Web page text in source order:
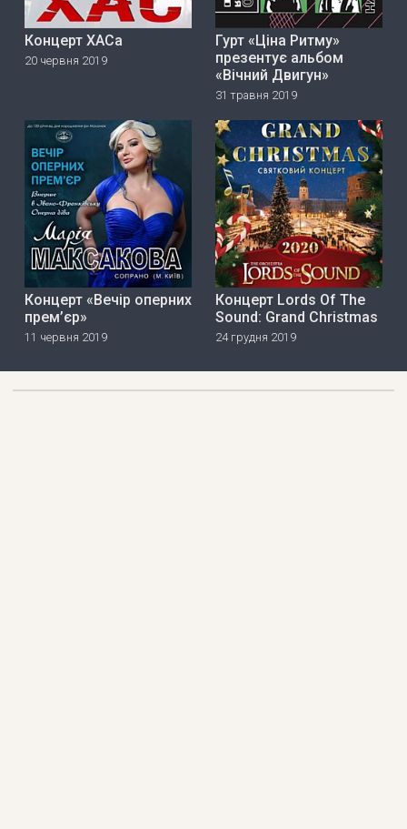
Концерт ХАСа
20 червня 2019
Гурт «Ціна Ритму»
прeзeнтує альбом
«Вічний Двигун»
31 травня 2019
Концерт «Вечір оперних
прем’єр»
11 червня 2019
Концерт Lords Of The
Sound: Grand Christmas
24 грудня 2019